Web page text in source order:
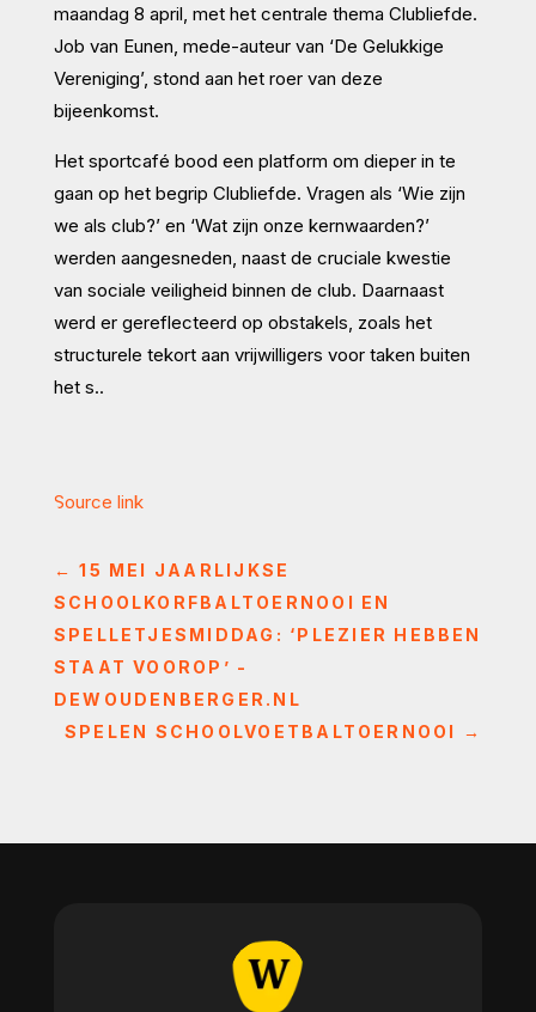
maandag 8 april, met het centrale thema Clubliefde.
Job van Eunen, mede-auteur van ‘De Gelukkige
Vereniging’, stond aan het roer van deze
bijeenkomst.
Het sportcafé bood een platform om dieper in te
gaan op het begrip Clubliefde. Vragen als ‘Wie zijn
we als club?’ en ‘Wat zijn onze kernwaarden?’
werden aangesneden, naast de cruciale kwestie
van sociale veiligheid binnen de club. Daarnaast
werd er gereflecteerd op obstakels, zoals het
structurele tekort aan vrijwilligers voor taken buiten
het s..
Source link
←15 MEI JAARLIJKSE
SCHOOLKORFBALTOERNOOI EN
SPELLETJESMIDDAG: ‘PLEZIER HEBBEN
STAAT VOOROP’ -
DEWOUDENBERGER.NL
SPELEN SCHOOLVOETBALTOERNOOI
→